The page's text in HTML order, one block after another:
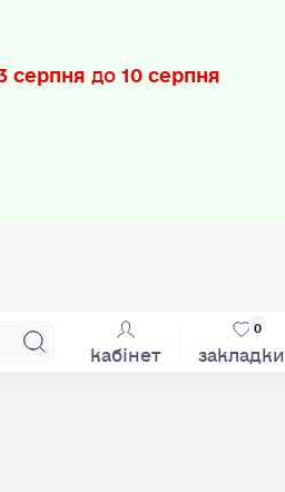
серпня до10 серпня
кабінет закладки
0